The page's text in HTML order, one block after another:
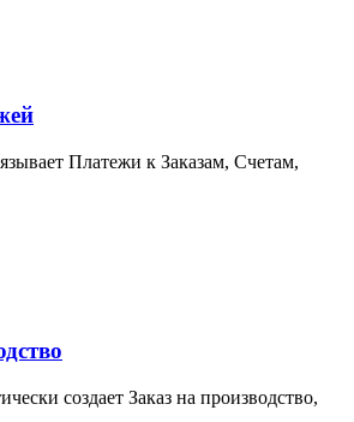
Платежи к Заказам, Счетам,
создает Заказ на производство,